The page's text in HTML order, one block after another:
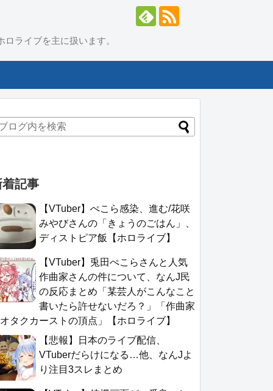
ライブを主に扱います。
着記事
【VTuber】ぺこら感染、進む/花咲
みやびさんの「きょうのごはん」、
ディストピア飯【ホロライブ】
【VTuber】兎田ぺこらさんと人気
作曲家さんの件について、なんJ民
の反応まとめ「某芸人がこんなこと
書いたら許せないだろ？」「作曲家
タクカーストの頂点」【ホロライブ】
【悲報】日本のライブ配信、
VTuberだらけになる…他、なんJよ
り注目3スレまとめ